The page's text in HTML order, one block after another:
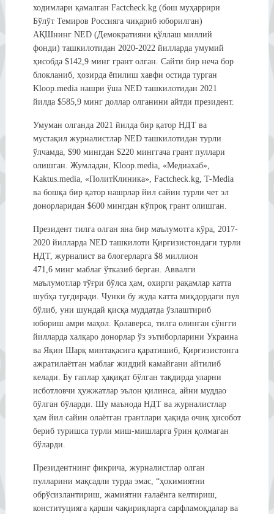
ходимлари қамалган Factcheck.kg (бош муҳаррири
Бўлўт Темиров Россияга чиқариб юборилган)
АҚШнинг NED (Демократияни қўллаш миллий
фонди) ташкилотидан 2020-2022 йилларда умумий
ҳисобда $142,9 минг грант олган. Сайти бир неча бор
блокланиб, ҳозирда ёпилиш хавфи остида турган
Kloop.media нашри ўша NED ташкилотидан 2021
йилда $585,9 минг доллар олганини айтди президент.
Умуман олганда 2021 йилда бир қатор НДТ ва
мустақил журналистлар NED ташкилотидан турли
ўлчамда, $90 мингдан $220 минггача грант пуллари
олишган. Жумладан, Kloop.media, «Медиахаб»,
Kaktus.media, «ПолитКлиника», Factcheck.kg, T-Media
ва бошқа бир қатор нашрлар йил сайин турли чет эл
донорларидан $600 мингдан кўпроқ грант олишган.
Президент тилга олган яна бир маълумотга кўра, 2017-
2020 йилларда NED ташкилоти Қирғизистондаги турли
НДТ, журналист ва блогерларга $8 миллион
471,6 минг маблағ ўтказиб берган. Аввалги
маълумотлар тўғри бўлса ҳам, охирги рақамлар катта
шубҳа туғдиради. Чунки бу жуда катта миқдордаги пул
бўлиб, уни шундай қисқа муддатда ўзлаштириб
юбориш амри маҳол. Қолаверса, тилга олинган сўнгги
йилларда халқаро донорлар ўз эътиборларини Украина
ва Яқин Шарқ минтақасига қаратишиб, Қирғизистонга
ажратилаётган маблағ жиддий камайгани айтилиб
келади. Бу гаплар ҳақиқат бўлган тақдирда уларни
исботловчи ҳужжатлар эълон қилинса, айни муддао
бўлган бўларди. Шу маънода НДТ ва журналистлар
ҳам йил сайин олаётган грантлари ҳақида очиқ ҳисобот
бериб туришса турли миш-мишларга ўрин қолмаган
бўларди.
Президентнинг фикрича, журналистлар олган
пулларини мақсадли турда эмас, “ҳокимиятни
обрўсизлантириш, жамиятни ғалаёнга келтириш,
конституцияга қарши чақириқларга сарфламоқдалар ва